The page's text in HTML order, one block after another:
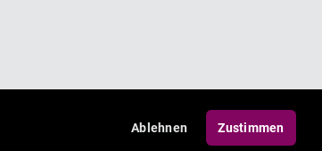
Ablehnen Zustimmen